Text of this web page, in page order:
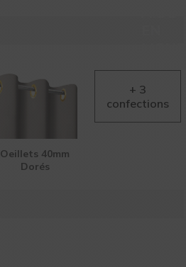
Oeillets 40mm
Dorés